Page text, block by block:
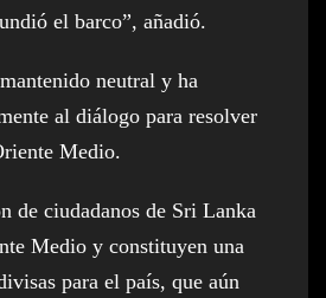
el barco”, añadió.
neutral y ha
al diálogo para resolver
Medio.
de ciudadanos de Sri Lanka
Medio y constituyen una
para el país, que aún